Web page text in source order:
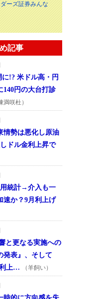
ダーズ証券みんな
記事
!? 米ドル高・円
140円の大台打診
満咲杜）
情勢は悪化し原油
ドル金利上昇で
用統計→介入も一
速か？9月利上げ
と更なる実施への
発表』、そして
利上…
（羊飼い）